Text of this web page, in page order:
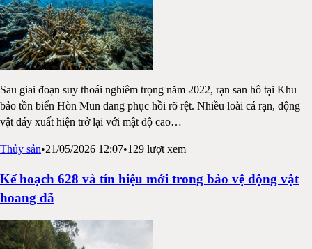
Sau giai đoạn suy thoái nghiêm trọng năm 2022, rạn san hô tại Khu
bảo tồn biển Hòn Mun đang phục hồi rõ rệt. Nhiều loài cá rạn, động
vật đáy xuất hiện trở lại với mật độ cao…
Thủy sản•21/05/2026 12:07•129 lượt xem
Kế hoạch 628 và tín hiệu mới trong bảo vệ động vật
hoang dã